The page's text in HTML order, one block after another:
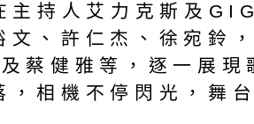
持人艾力克斯及
、許仁杰、徐宛鈴
健雅等，逐一展現
相機不停閃光，舞